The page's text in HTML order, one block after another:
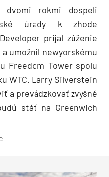
dvomi rokmi dospeli
úrady k zhode
prijal zúženie
umožnil newyorskému
Freedom Tower spolu
WTC. Larry Silverstein
a prevádzkovať zvyšné
stáť na Greenwich